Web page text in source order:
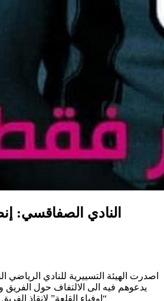
النادي الصفاقسي:
اصدرت الهيئة التسييرية للنادي الرياضي
يدعوهم فيه الى الالتفاف حول الفريق
“اوفياء القلعة” لانقاذ